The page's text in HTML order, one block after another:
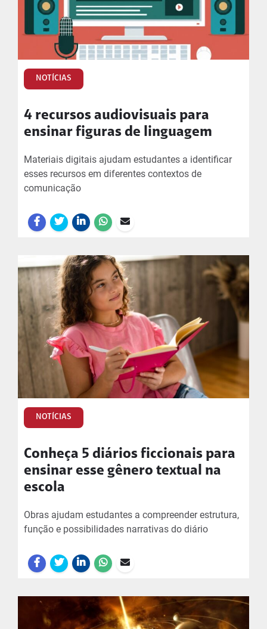
NOTÍCIAS
4 recursos audiovisuais para
ensinar figuras de linguagem
Materiais digitais ajudam estudantes a identificar
esses recursos em diferentes contextos de
comunicação
NOTÍCIAS
Conheça 5 diários ficcionais para
ensinar esse gênero textual na
escola
Obras ajudam estudantes a compreender estrutura,
função e possibilidades narrativas do diário